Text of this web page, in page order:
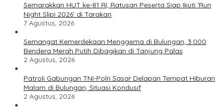
Semarakkan HUT ke-81 RI, Ratusan Peserta Siap Ikuti ‘Run
Night Slipi 2026’ di Tarakan
7 Agustus, 2026
Semangat Kemerdekaan Menggema di Bulungan, 3.000
Bendera Merah Putih Dibagikan di Tanjung Palas
2 Agustus, 2026
Patroli Gabungan TNI-Polri Sasar Delapan Tempat Hiburan
Malam di Bulungan, Situasi Kondusif
2 Agustus, 2026